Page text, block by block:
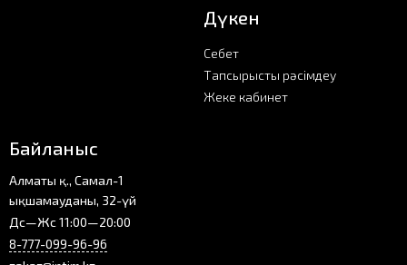
Дүкен
Себет
Тапсырысты рәсімдеу
Жеке кабинет
Байланыс
Алматы қ., Самал-1
ықшамауданы, 32-үй
Дс—Жс 11:00—20:00
8-777-099-96-96